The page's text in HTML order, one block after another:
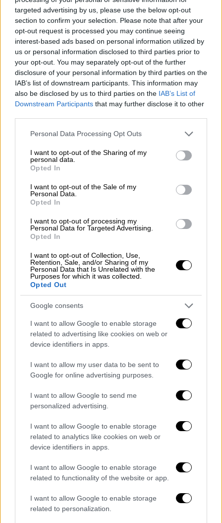
targeted advertising by us, please use the below opt-out
section to confirm your selection. Please note that after your
opt-out request is processed you may continue seeing
interest-based ads based on personal information utilized by
us or personal information disclosed to third parties prior to
your opt-out. You may separately opt-out of the further
disclosure of your personal information by third parties on the
IAB’s list of downstream participants. This information may
also be disclosed by us to third parties on the IAB’s List of
Downstream Participants that may further disclose it to other
Please note that this website/app uses one or more Google
not limited to your visit or usage behaviour. You may click to
grant or deny consent to Google and its third-party tags to
use your data for below specified purposes in below Google
consent section.
Personal Data Processing Opt Outs
I want to opt-out of the Sharing of my
personal data.
Opted In
I want to opt-out of the Sale of my
Personal Data.
Opted In
I want to opt-out of processing my
Personal Data for Targeted Advertising.
Opted In
I want to opt-out of Collection, Use,
Retention, Sale, and/or Sharing of my
Personal Data that Is Unrelated with the
Purposes for which it was collected.
Opted Out
Google consents
I want to allow Google to enable storage
related to advertising like cookies on web or
device identifiers in apps.
I want to allow my user data to be sent to
Google for online advertising purposes.
I want to allow Google to send me
personalized advertising.
I want to allow Google to enable storage
related to analytics like cookies on web or
device identifiers in apps.
I want to allow Google to enable storage
related to functionality of the website or app.
I want to allow Google to enable storage
related to personalization.
Πληρότητα και στα λιμάνια
Αυξημένη είναι η κίνηση των εκδρομέων και
από τολιμάνια της Αττικής, ενώ το λιμενικό
σώμα λαμβάνει όλα τα απαραίτητα μέτρα
ασφαλείας για τη διευκόλυνση τους.
Οι επιβάτες που πρόκειται να αναχωρήσουν
σήμερα καλό είναι να είναι νωρίτερα στην
αποβάθρα αναχώρησης του
Εκδρομείς στο λιμάνι του Πειραιά την Μ. Πέμπτη (gallery)